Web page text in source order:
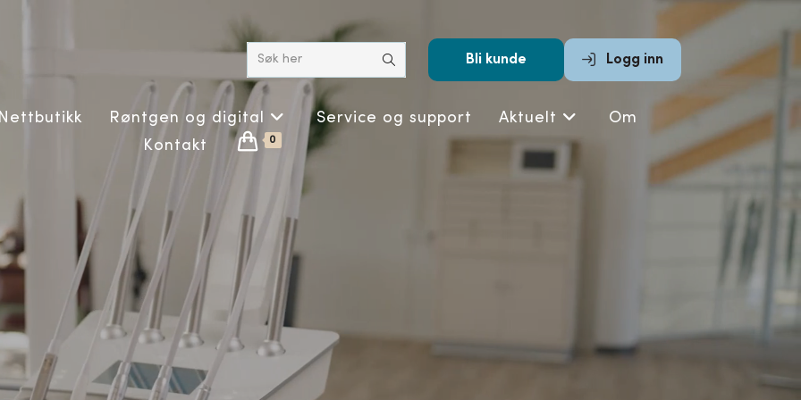
Søk her Bli kunde Logg inn
Røntgen og digital Service og support Aktuelt
Om
Kontakt
0